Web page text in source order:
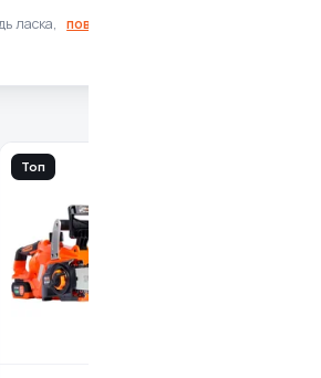
ласка, повідомте нам
Топ